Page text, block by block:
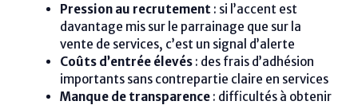
Pression au recrutement : si l’accent est
davantage mis sur le parrainage que sur la
vente de services, c’est un signal d’alerte
Coûts d’entrée élevés : des frais d’adhésion
importants sans contrepartie claire en services
Manque de transparence : difficultés à obtenir